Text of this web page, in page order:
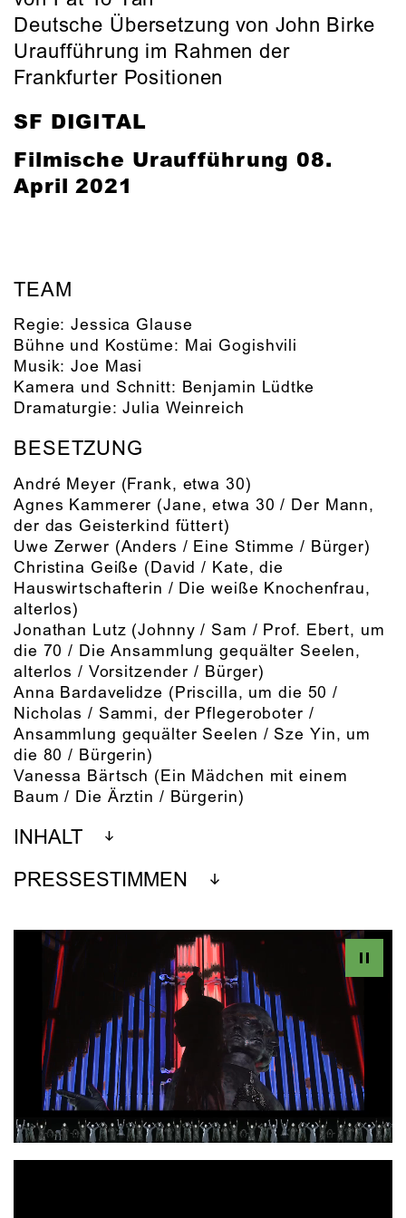
Deutsche Übersetzung von John Birke
Uraufführung im Rahmen der
Frankfurter Positionen
SF DIGITAL
Filmische Uraufführung 08.
April 2021
TEAM
Regie:Jessica Glause
Bühne und Kostüme: Mai Gogishvili
Musik:Joe Masi
Kamera und Schnitt: Benjamin Lüdtke
Dramaturgie:Julia Weinreich
BESETZUNG
André Meyer (Frank, etwa 30)
Agnes Kammerer (Jane, etwa 30 / Der Mann,
der das Geisterkind füttert)
Uwe Zerwer (Anders / Eine Stimme / Bürger)
Christina Geiße (David / Kate, die
Hauswirtschafterin / Die weiße Knochenfrau,
alterlos)
Jonathan Lutz (Johnny / Sam / Prof. Ebert, um
die 70 / Die Ansammlung gequälter Seelen,
alterlos / Vorsitzender / Bürger)
Anna Bardavelidze (Priscilla, um die 50 /
Nicholas / Sammi, der Pflegeroboter /
Ansammlung gequälter Seelen / Sze Yin, um
die 80 / Bürgerin)
Vanessa Bärtsch (Ein Mädchen mit einem
Baum / Die Ärztin / Bürgerin)
INHALT
PRESSESTIMMEN